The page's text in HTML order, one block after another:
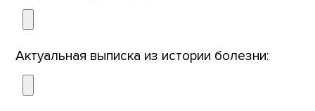
Актуальная выписка из истории болезни: